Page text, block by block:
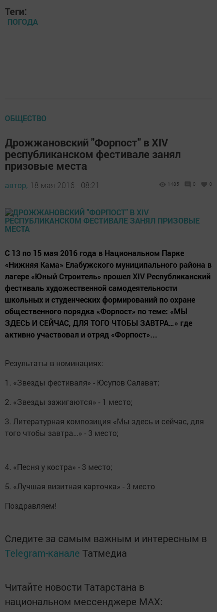
Теги:
ПОГОДА
ОБЩЕСТВО
Дрожжановский "Форпост" в XIV
республиканском фестивале занял
призовые места
автор, 18 мая 2016 - 08:21 1485 0 0
С 13 по 15 мая 2016 года в Национальном Парке
«Нижняя Кама» Елабужского муниципального района в
лагере «Юный Строитель» прошел XIV Республиканский
фестиваль художественной самодеятельности
школьных и студенческих формирований по охране
общественного порядка «Форпост» по теме: «МЫ
ЗДЕСЬ И СЕЙЧАС, ДЛЯ ТОГО ЧТОБЫ ЗАВТРА…» где
активно участвовал и отряд «Форпост»...
Результаты в номинациях:
1. «Звезды фестиваля» - Юсупов Салават;
2. «Звезды зажигаются» - 1 место;
3. Литературная композиция «Мы здесь и сейчас, для
того чтобы завтра…» - 3 место;
4. «Песня у костра» - 3 место;
5. «Лучшая визитная карточка» - 3 место
Поздравляем!
Следите за самым важным и интересным в
Telegram-канале Татмедиа
Читайте новости Татарстана в
национальном мессенджере MАХ: